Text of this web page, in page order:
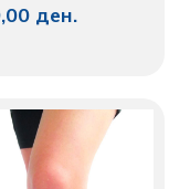
ден.